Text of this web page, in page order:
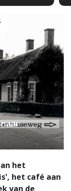
het
het café aan
van de